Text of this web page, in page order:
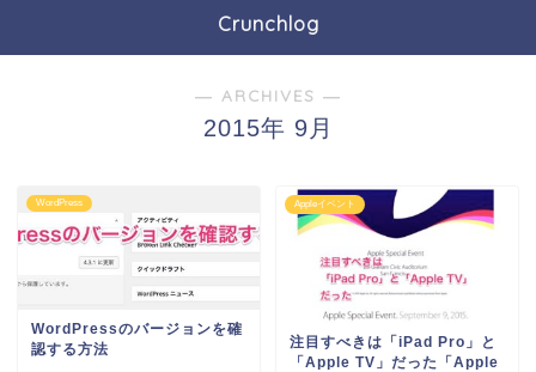
Crunchlog
― ARCHIVES ―
2015年 9月
WordPress
WordPressのバージョンを確
認する方法
Appleイベント
注目すべきは「iPad Pro」と
「Apple TV」だった「Apple